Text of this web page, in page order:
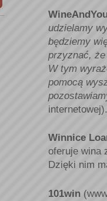
udzielamy
będziemy
przyznać,
W tym
pomocą
internetowej).
Winnice
oferuje wina
Dzięki nim
101win